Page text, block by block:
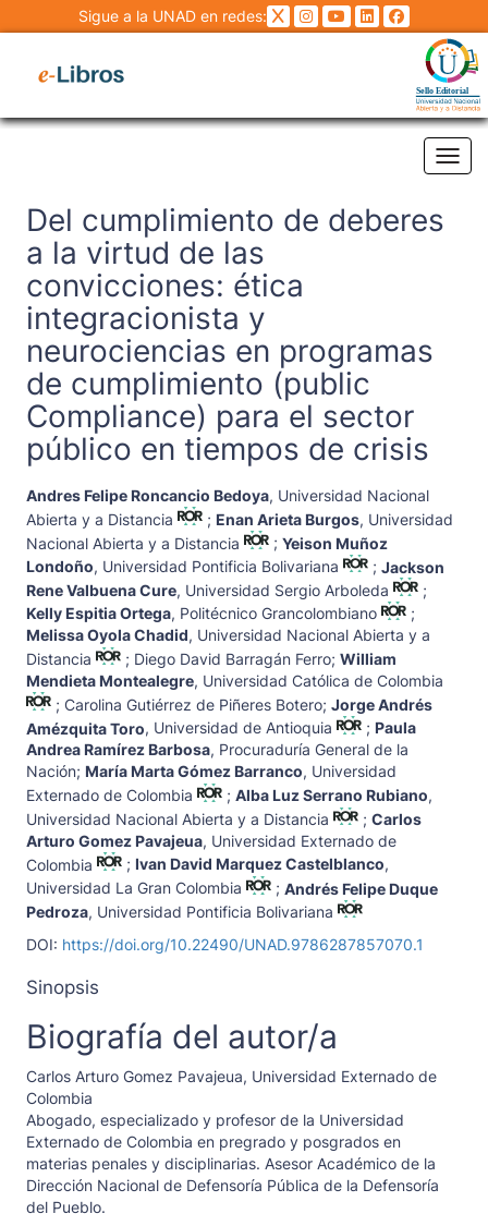
Sigue a la UNAD en redes:
Del cumplimiento de deberes
a la virtud de las
convicciones: ética
integracionista y
neurociencias en programas
de cumplimiento (public
Compliance) para el sector
público en tiempos de crisis
Andres Felipe Roncancio Bedoya, Universidad Nacional
Abierta y a Distancia
; Enan Arieta Burgos, Universidad
Nacional Abierta y a Distancia
;Yeison Muñoz
Londoño, Universidad Pontificia Bolivariana ;Jackson
Rene Valbuena Cure, Universidad Sergio Arboleda
;
Kelly Espitia Ortega, Politécnico Grancolombiano
;
Melissa Oyola Chadid, Universidad Nacional Abierta y a
Distancia
; Diego David Barragán Ferro;William
Mendieta Montealegre, Universidad Católica de Colombia
;Carolina Gutiérrez de Piñeres Botero;Jorge Andrés
Amézquita Toro, Universidad de Antioquia ; Paula
Andrea Ramírez Barbosa, Procuraduría General de la
Nación; María Marta Gómez Barranco, Universidad
Externado de Colombia
;Alba Luz Serrano Rubiano,
Universidad Nacional Abierta y a Distancia
;Carlos
Arturo Gomez Pavajeua, Universidad Externado de
Colombia
; Ivan David Marquez Castelblanco,
Universidad La Gran Colombia
;Andrés Felipe Duque
Pedroza, Universidad Pontificia Bolivariana
DOI: https://doi.org/10.22490/UNAD.9786287857070.1
Sinopsis
Biografía del autor/a
Carlos Arturo Gomez Pavajeua, Universidad Externado de
Colombia
Abogado, especializado y profesor de la Universidad
Externado de Colombia en pregrado y posgrados en
materias penales y disciplinarias. Asesor Académico de la
Dirección Nacional de Defensoría Pública de la Defensoría
del Pueblo.